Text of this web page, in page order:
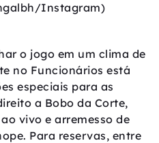
Instagram)
o jogo em um clima de
no Funcionários está
especiais para as
a Bobo da Corte,
vivo e arremesso de
Para reservas, entre